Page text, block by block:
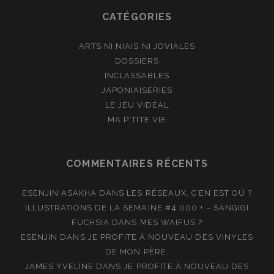
CATÉGORIES
ARTS NI NIAIS NI JOVIALES
DOSSIERS
INCLASSABLES
JAPONIAISERIES
LE JEU VIDÉAL
MA P'TITE VIE
COMMENTAIRES RÉCENTS
ESENJIN ASAKHA DANS LES RÉSEAUX, C’EN EST OÙ ?
ILLUSTRATIONS DE LA SEMAINE #4.000 + – SANGIGI
FUCHSIA DANS MES WAIFUS ?
ESENJIN DANS JE PROFITE À NOUVEAU DES VINYLES
DE MON PÈRE.
JAMES YVELINE DANSJE PROFITE À NOUVEAU DES